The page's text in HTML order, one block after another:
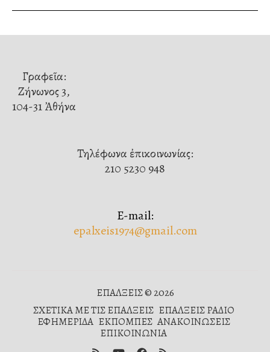
Γραφεῖα:
Ζήνωνος 3,
104-31 Ἀθήνα
Τηλέφωνα ἐπικοινωνίας:
210 5230 948
E-mail:
epalxeis1974@gmail.com
ΕΠΑΛΞΕΙΣ © 2026
ΣΧΕΤΙΚΑ ΜΕ ΤΙΣ ΕΠΑΛΞΕΙΣ ΕΠΑΛΞΕΙΣ ΡΑΔΙΟ
ΕΦΗΜΕΡΙΔΑ ΕΚΠΟΜΠΕΣ ΑΝΑΚΟΙΝΩΣΕΙΣ
ΕΠΙΚΟΙΝΩΝΙΑ